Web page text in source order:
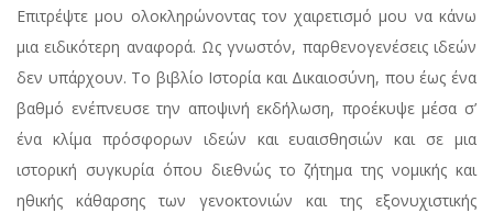
Επιτρέψτε μου ολοκληρώνοντας τον χαιρετισμό μου να κάνω
μια ειδικότερη αναφορά. Ως γνωστόν, παρθενογενέσεις ιδεών
δεν υπάρχουν. Το βιβλίο Ιστορία και Δικαιοσύνη, που έως ένα
βαθμό ενέπνευσε την αποψινή εκδήλωση, προέκυψε μέσα σ’
ένα κλίμα πρόσφορων ιδεών και ευαισθησιών και σε μια
ιστορική συγκυρία όπου διεθνώς το ζήτημα της νομικής και
ηθικής κάθαρσης των γενοκτονιών και της εξονυχιστικής